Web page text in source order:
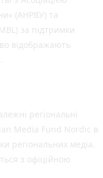
(АНРВУ) та
за підтримки
відображають
регіональні
Media Fund Nordic в
регіональних медіа.
з офіційною